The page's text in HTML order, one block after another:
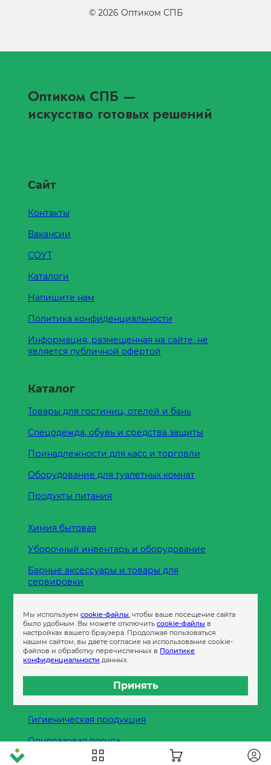
© 2026 Оптиком СПБ
Оптиком СПБ —
искусство готовых решений
Сайт
Контакты
Вакансии
СОУТ
Каталоги
Напишите нам
Политика конфиденциальности
Информация, размещенная на сайте, не
является публичной офертой
Каталог
Товары для гостиниц, отелей и бань
Спецодежда, обувь и средства защиты
Принадлежности для касс и торговли
Оборудование для туалетных комнат
Продукты питания
Химия бытовая
Уборочный инвентарь и оборудование
Барные аксессуары и товары для
сервировки
Пленка
Пакеты и сумки
Контейнеры
Бумага офисная
Гигиеническая продукция
Одноразовая посуда
Мы используемcookie-файлы, чтобы ваше посещение сайта
было удобным. Вы можете отключитьcookie-файлы в
настройках вашего браузера. Продолжая пользоваться
нашим сайтом, вы даете согласие на использование cookie-
файлов и обработку перечисленных в Политике
конфиденциальности данных.
Принять